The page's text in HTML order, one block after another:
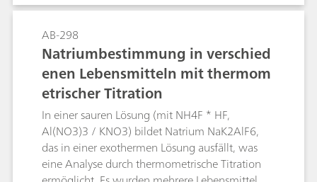
lebenswichtiger Mineralstoff für Menschen,
Tiere und Pflanzen. Aus diesen Gründen und zur
Vermeidung von Problemen, die durch einen
Mangel oder eine übermässige Aufnahme von
Kalium verursacht werden können, ist es
wichtig, den Kaliumgehalt von Lebensmitteln
oder des Bodens deklarieren zu können.Dieses
Bulletin beschreibt eine Alternative zur
flammenphotometrischen Methode unter
Verwendung einer ionenselektiven Elektrode
und mittels Direktmessung oder
AB-298
Natriumbestimmung in verschied
enen Lebensmitteln mit thermom
etrischer Titration
In einer sauren Lösung (mit NH4F * HF,
Al(NO3)3 / KNO3) bildet Natrium NaK2AlF6,
das in einer exothermen Lösung ausfällt, was
eine Analyse durch thermometrische Titration